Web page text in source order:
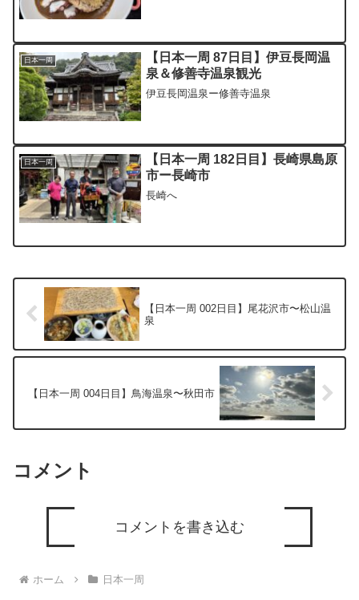
日本一周
【日本一周 87日目】伊豆長岡温
泉＆修善寺温泉観光
伊豆長岡温泉ー修善寺温泉
日本一周
【日本一周 182日目】長崎県島原
市ー長崎市
長崎へ
【日本一周 002日目】尾花沢市〜松山温
泉
【日本一周 004日目】鳥海温泉〜秋田市
コメント
コメントを書き込む
ホーム 日本一周